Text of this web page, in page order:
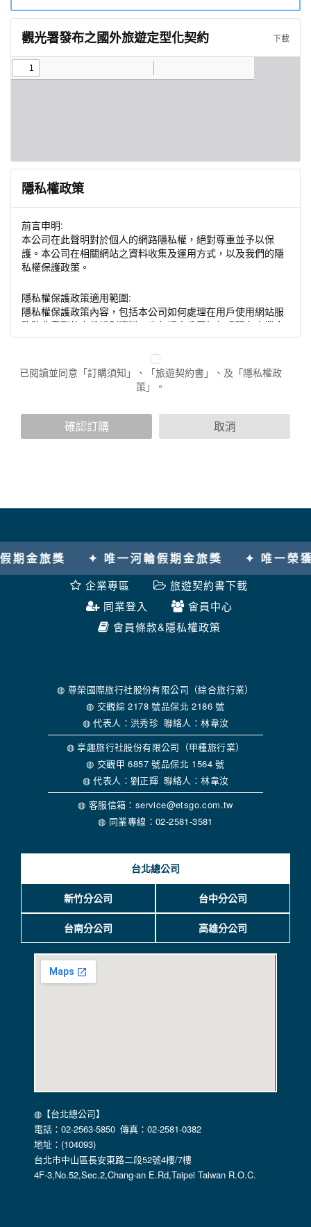
觀光署發布之國外旅遊定型化契約 下載
隱私權政策
前言申明:
本公司在此聲明對於個人的網路隱私權，絕對尊重並予以保
護。本公司在相關網站之資料收集及運用方式，以及我們的隱
私權保護政策。
隱私權保護政策適用範圍:
隱私權保護政策內容，包括本公司如何處理在用戶使用網站服
務時收集到的身份識別資料，也包括本公司如何處理在商業合
作與本公司合作時分享的任何身份識別資料。隱私權保護政策
不適用於本公司以外的公司或網站群，與非本站所僱用或管理
人員。例如您透過本公司旗下網站上的廣告廠商連結，這些置
放連結的廠商也可能蒐集您個人的資料。對於您主動提供的個
人資訊，這些廣告廠商或連結網站有其個別的隱私權保護政
您個人在本網站上的聊天室或討論區中任意公開個人資料的行
為，在非經加密的保護下，亦不適用於本公司隱私權保護政
個人的資料，其範圍如下：
於一般瀏覽時，伺服器會自行記錄相關行徑，包括您使用連線
設備的 IP 位址、使用時間、使用的瀏覽器、瀏覽及點選資料記
錄等，做為我們增進網站服務的參考依據，此記錄為內部應
用，決不對外公布。
為提供精確的服務，我們會將收集的問卷調查內容進行統計與
分析，分析結果之統計數據或說明文字呈現，除供內部研究
外，我們會視需要公佈統計數據及說明文字，但不涉及特定個
在您於本網站註冊帳號、使用本網站相關產品、服務、活動或
贈獎時，本網站會收集您的個人識別資料，本網站也可以從商
業夥伴處取得個人資料。
當客戶在本網站註冊時，我們會取得您的姓名、電話、住址、
身份證字號、電子郵件、出生日期、性別、行業等相關資料，
當您註冊成功，並登入使用我們的服務後，我們即取得您的資
料。註冊時，本網站取得您的姓名、電話、住址、身份證字
號、電子郵件、出生日期、性別、行業等相關資料，當您註冊
成功，並登入使用我們的服務後，本網站即取得您的資料。
其他除了上述，會保留您在上網瀏覽或查詢時，伺服器自行產
生的相關記錄，包括您使用連線設備的 IP 位址、使用時間、使
的瀏覽器予以標示，歸納使用者瀏覽器在本網站內部所瀏覽的
網頁，除非您願意告知您的個人資料，否則本網站不會也無法
將此項記錄和您對應。請您注意，在本網站網刊登廣告之廠
商，或與連結本網站，也可能蒐集您個人的資料。對於您主動
提供的個人資訊，這些廣告廠商、或連結網站有其個別的私權
保護政策，其資料處理措施不適用本網站隱私權保護政策，本
公司不負任何連帶責任。
本網站將在事前或註冊登錄取得您的同意後，傳送商業性資料
或電子郵件給您。本公司除了在該資料或電子郵件上註明是由
本公司發送，也會在該資料或電子郵件上提供您能隨時停止接
違反本公司旗下網站的會員條款或產品、服務的特定使用指
南。
2.為了保護使用者個人隱私，我們無法為您查詢其他使用者的
帳號資料。若您有相關法律上問題需查閱他人資料時，請務必
向警政單位提出告訴，我們將全力配合警政單位調查並提供所
有相關資料，以協助調查及破案！
已閱讀並同意「訂購須知」、「旅遊契約書」、及「隱私權政
策」。
確認訂購 取消
旅獎 ✦ 唯一河輪假期金旅獎 ✦ 唯一榮獲澳
企業專區
旅遊契約書下載
同業登入
會員中心
會員條款&隱私權政策
◍ 尊榮國際旅行社股份有限公司（綜合旅行業）
◍ 交觀綜 2178 號品保北 2186 號
◍ 代表人：洪秀珍 聯絡人：林韋汝
◍ 享趣旅行社股份有限公司（甲種旅行業）
◍ 交觀甲 6857 號品保北 1564 號
◍ 代表人：劉正輝 聯絡人：林韋汝
◍ 客服信箱：service@etsgo.com.tw
◍ 同業專線：02-2581-3581
台北總公司
新竹分公司 台中分公司
台南分公司 高雄分公司
◍【台北總公司】
電話：02-2563-5850 傳真：02-2581-0382
地址：(104093)
台北市中山區長安東路二段52號4樓/7樓
4F-3,No.52,Sec.2,Chang-an E.Rd,Taipei Taiwan R.O.C.